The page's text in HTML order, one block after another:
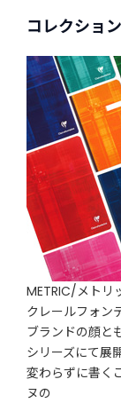
コレクショ
METRIC/メトリ
クレールフォン
ブランドの顔と
シリーズにて展
変わらずに書く
ヌの